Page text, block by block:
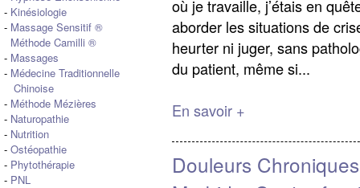
- Kinésiologie
- Massage Sensitif ®
Méthode Camilli ®
- Massages
- Médecine Traditionnelle
Chinoise
- Méthode Mézières
- Naturopathie
- Nutrition
- Ostéopathie
- Phytothérapie
- PNL
où je travaille, j’étais en
aborder les situations de
heurter ni juger, sans
du patient, même si...
En savoir +
Douleurs